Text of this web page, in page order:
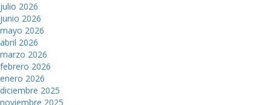
julio 2026
junio 2026
mayo 2026
abril 2026
marzo 2026
febrero 2026
enero 2026
diciembre 2025
noviembre 2025